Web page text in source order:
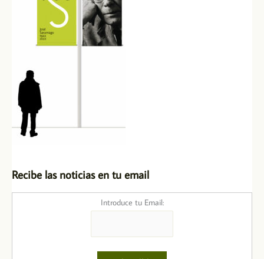
Recibe las noticias en tu email
Introduce tu Email: